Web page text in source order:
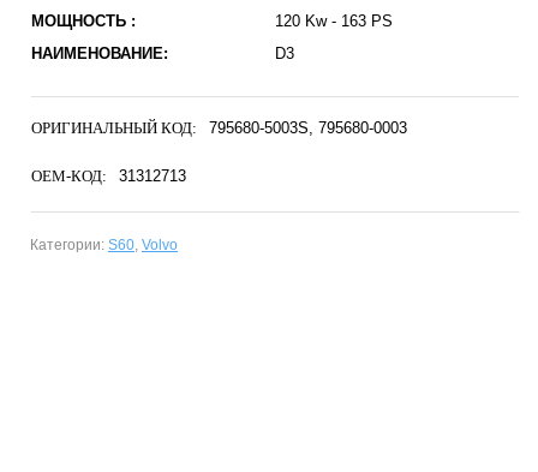
МОЩНОСТЬ :
120 Kw - 163 PS
НАИМЕНОВАНИЕ:
D3
ОРИГИНАЛЬНЫЙ КОД: 795680-5003S 795680-0003
OEM-КОД: 31312713
Категории: S60, Volvo